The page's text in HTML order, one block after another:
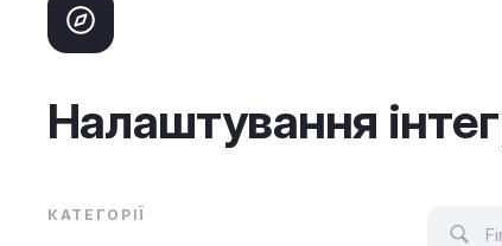
Налаштування
КАТЕГОРІЇ